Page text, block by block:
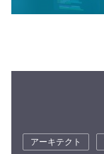
アーキテクト